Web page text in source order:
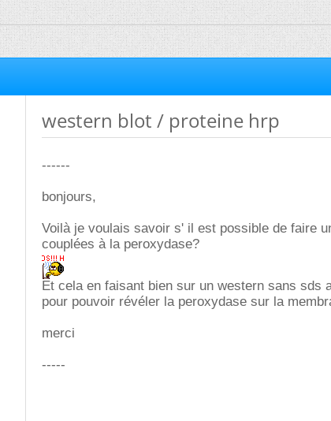
western blot / proteine hrp
------
bonjours,
Voilà je voulais savoir s' il est possible de faire
couplées à la peroxydase?
Et cela en faisant bien sur un western sans sds
pour pouvoir révéler la peroxydase sur la
merci
-----